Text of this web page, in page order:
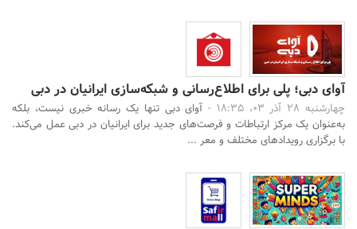
آوای دبی؛ پلی برای اطلاع‌رسانی و شبکه‌سازی ایرانیان در دبی
چهارشنبه 28 آذر 03، 18:35 -
آوای دبی تنها یک رسانه خبری نیست، بلکه
به‌عنوان یک مرکز ارتباطات و فرصت‌های جدید برای ایرانیان در دبی عمل می‌کند.
با برگزاری رویدادهای مختلف و معر ...